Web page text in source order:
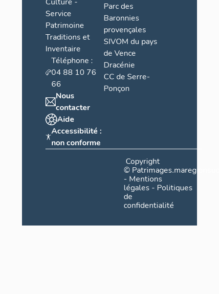
Service
Patrimoine
Traditions et
Inventaire
Téléphone :
04 88 10 76
66
Nous
contacter
Aide
Accessibilité :
non conforme
Parc des
Baronnies
provençales
SIVOM du pays
de Vence
Dracénie
CC de Serre-
Ponçon
Copyright
©
- Mentions
légales - Politiques
de
confidentialité